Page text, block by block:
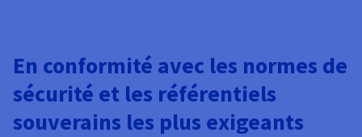
En conformité avec les normes de
sécurité et les référentiels
souverains les plus exigeants